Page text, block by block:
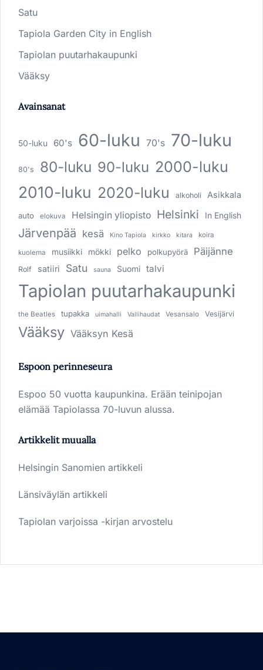
Satu
Tapiola Garden City in English
Tapiolan puutarhakaupunki
Vääksy
Avainsanat
50-luku 60's 60-luku 70's 70-luku
80's 80-luku 90-luku 2000-luku
2010-luku 2020-luku alkoholi Asikkala
auto elokuva Helsingin yliopisto Helsinki In English
Järvenpää kesä Kino Tapiola kirkko kitara koira
kuolema musiikki mökki pelko polkupyörä Päijänne
Rolf satiiri Satu sauna Suomi talvi
Tapiolan puutarhakaupunki
the Beatles tupakka uimahalli Vallihaudat Vesansalo Vesijärvi
Vääksy Vääksyn Kesä
Espoon perinneseura
Espoo 50 vuotta kaupunkina. Erään teinipojan
elämää Tapiolassa 70-luvun alussa.
Artikkelit muualla
Helsingin Sanomien artikkeli
Länsiväylän artikkeli
Tapiolan varjoissa -kirjan arvostelu